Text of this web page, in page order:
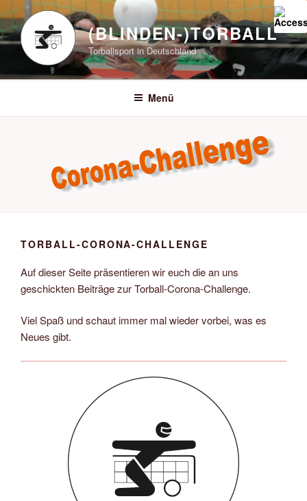
Zum
Inhalt
springen
(BLINDEN-)TORBALL
Torballsport in Deutschland
Menü
TORBALL-CORONA-CHALLENGE
Auf dieser Seite präsentieren wir euch die an uns
geschickten Beiträge zur Torball-Corona-Challenge.
Viel Spaß und schaut immer mal wieder vorbei, was es
Neues gibt.